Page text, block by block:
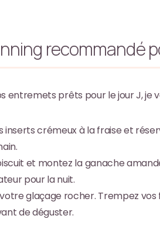
recommandé
entremets prêts pour le jour J, je
inserts crémeux à la fraise et
et montez la ganache
pour la nuit.
glaçage rocher. Trempez
de déguster.